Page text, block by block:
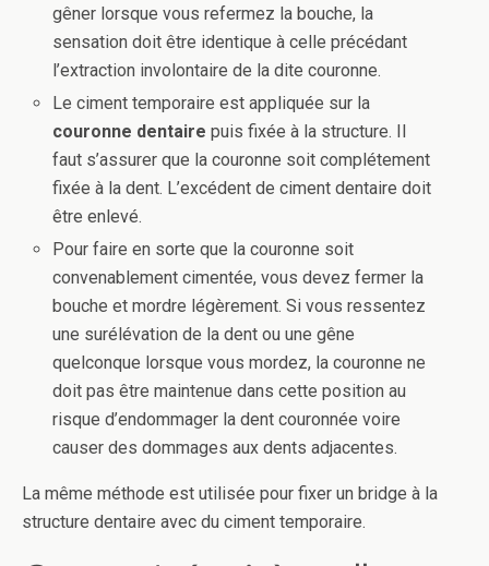
gêner lorsque vous refermez la bouche, la
sensation doit être identique à celle précédant
l’extraction involontaire de la dite couronne.
Le ciment temporaire est appliquée sur la
couronne dentaire puis fixée à la structure. Il
faut s’assurer que la couronne soit complétement
fixée à la dent. L’excédent de ciment dentaire doit
être enlevé.
Pour faire en sorte que la couronne soit
convenablement cimentée, vous devez fermer la
bouche et mordre légèrement. Si vous ressentez
une surélévation de la dent ou une gêne
quelconque lorsque vous mordez, la couronne ne
doit pas être maintenue dans cette position au
risque d’endommager la dent couronnée voire
causer des dommages aux dents adjacentes.
La même méthode est utilisée pour fixer un bridge à la
structure dentaire avec du ciment temporaire.